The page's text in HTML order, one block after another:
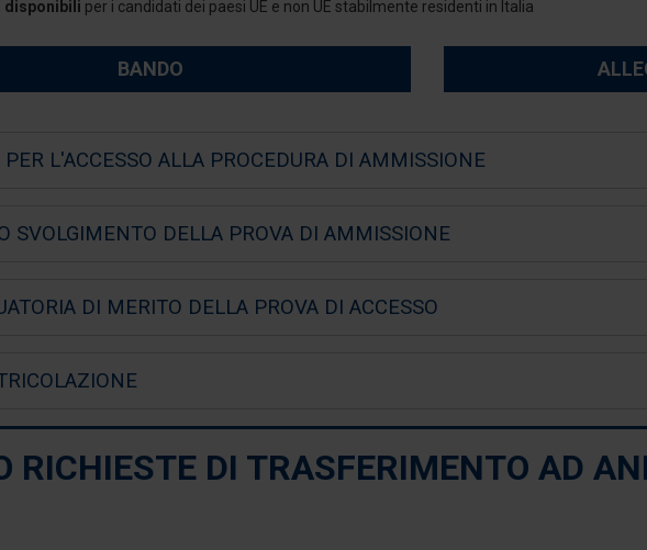
disponibili per i candidati dei paesi UE e non UE stabilmente residenti in Italia
BANDO
PER L'ACCESSO ALLA PROCEDURA DI AMMISSIONE
SVOLGIMENTO DELLA PROVA DI AMMISSIONE
DI MERITO DELLA PROVA DI ACCESSO
RICHIESTE DI TRASFERIMENTO AD